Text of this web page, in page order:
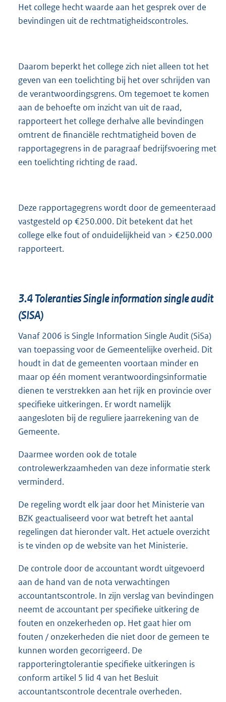
Het college hecht waarde aan het gesprek over de
bevindingen uit de rechtmatigheidscontroles.
Daarom beperkt het college zich niet alleen tot het
geven van een toelichting bij het over schrijden van
de verantwoordingsgrens. Om tegemoet te komen
aan de behoefte om inzicht van uit de raad,
rapporteert het college derhalve alle bevindingen
omtrent de financiële rechtmatigheid boven de
rapportagegrens in de paragraaf bedrijfsvoering met
een toelichting richting de raad.
Deze rapportagegrens wordt door de gemeenteraad
vastgesteld op €250.000. Dit betekent dat het
college elke fout of onduidelijkheid van > €250.000
rapporteert.
3.4Toleranties Single information single audit
(SISA)
Vanaf 2006 is Single Information Single Audit (SiSa)
van toepassing voor de Gemeentelijke overheid. Dit
houdt in dat de gemeenten voortaan minder en
maar op één moment verantwoordingsinformatie
dienen te verstrekken aan het rijk en provincie over
specifieke uitkeringen. Er wordt namelijk
aangesloten bij de reguliere jaarrekening van de
Gemeente.
Daarmee worden ook de totale
controlewerkzaamheden van deze informatie sterk
verminderd.
De regeling wordt elk jaar door het Ministerie van
BZK geactualiseerd voor wat betreft het aantal
regelingen dat hieronder valt. Het actuele overzicht
is te vinden op de website van het Ministerie.
De controle door de accountant wordt uitgevoerd
aan de hand van de nota verwachtingen
accountantscontrole. In zijn verslag van bevindingen
neemt de accountant per specifieke uitkering de
fouten en onzekerheden op. Het gaat hier om
fouten / onzekerheden die niet door de gemeen te
kunnen worden gecorrigeerd. De
rapporteringtolerantie specifieke uitkeringen is
conform artikel 5 lid 4 van het Besluit
accountantscontrole decentrale overheden.